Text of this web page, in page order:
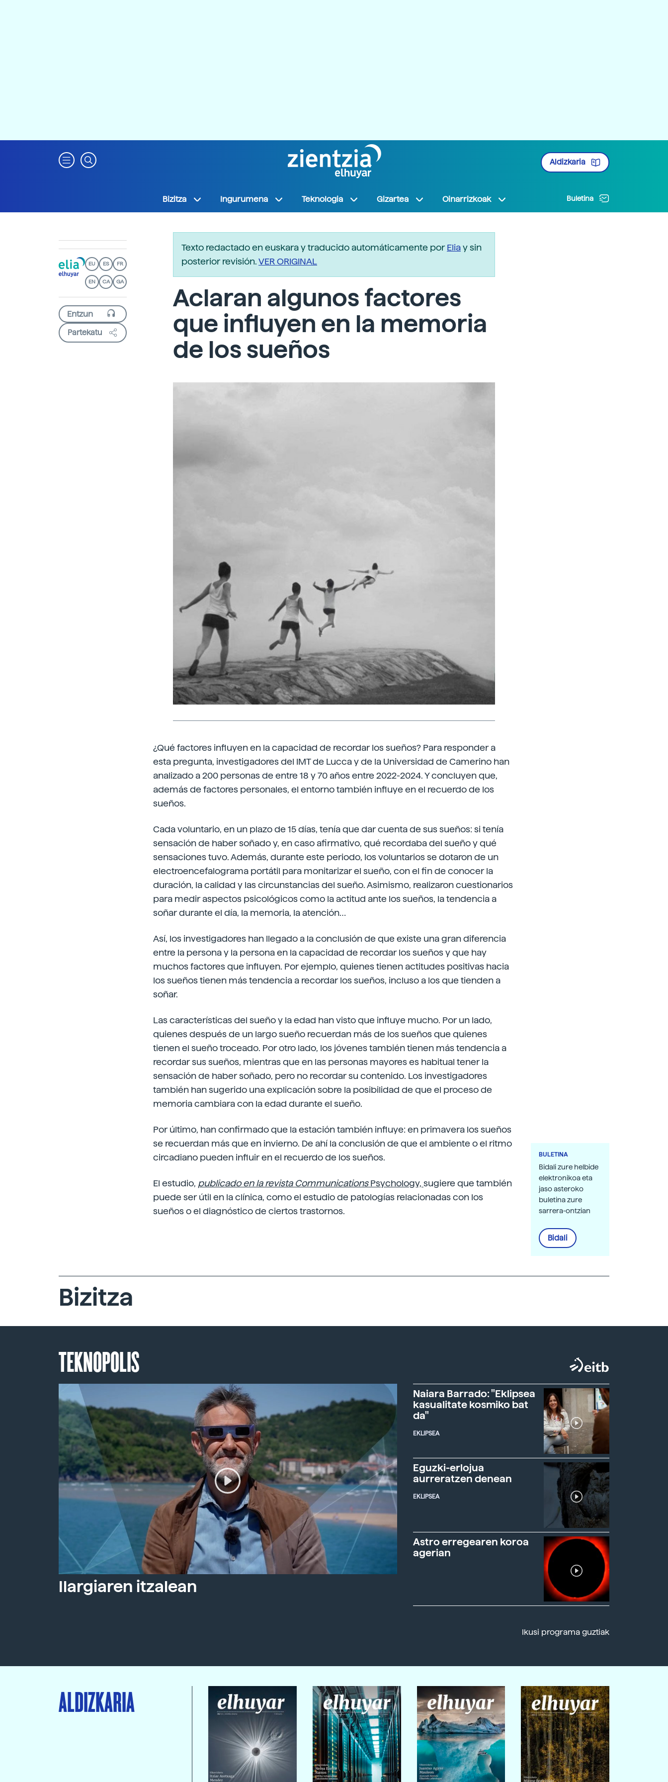
Aldizkaria
Bizitza Ingurumena Teknologia Gizartea Oinarrizkoak Buletina
EU ES FR
EN CA GA
Partekatu
Texto redactado en euskara y traducido automáticamente porEliay sin
posterior revisión.VER ORIGINAL
Aclaran algunos factores
que influyen en la memoria
de los sueños
¿Qué factores influyen en la capacidad de recordar los sueños? Para responder a
esta pregunta, investigadores del IMT de Lucca y de la Universidad de Camerino han
analizado a 200 personas de entre 18 y 70 años entre 2022-2024. Y concluyen que,
además de factores personales, el entorno también influye en el recuerdo de los
sueños.
Cada voluntario, en un plazo de 15 días, tenía que dar cuenta de sus sueños: si tenía
sensación de haber soñado y, en caso afirmativo, qué recordaba del sueño y qué
sensaciones tuvo. Además, durante este periodo, los voluntarios se dotaron de un
electroencefalograma portátil para monitarizar el sueño, con el fin de conocer la
duración, la calidad y las circunstancias del sueño. Asimismo, realizaron cuestionarios
para medir aspectos psicológicos como la actitud ante los sueños, la tendencia a
soñar durante el día, la memoria, la atención…
Así, los investigadores han llegado a la conclusión de que existe una gran diferencia
entre la persona y la persona en la capacidad de recordar los sueños y que hay
muchos factores que influyen. Por ejemplo, quienes tienen actitudes positivas hacia
los sueños tienen más tendencia a recordar los sueños, incluso a los que tienden a
soñar.
Las características del sueño y la edad han visto que influye mucho. Por un lado,
quienes después de un largo sueño recuerdan más de los sueños que quienes
tienen el sueño troceado. Por otro lado, los jóvenes también tienen más tendencia a
recordar sus sueños, mientras que en las personas mayores es habitual tener la
sensación de haber soñado, pero no recordar su contenido. Los investigadores
también han sugerido una explicación sobre la posibilidad de que el proceso de
memoria cambiara con la edad durante el sueño.
Por último, han confirmado que la estación también influye: en primavera los sueños
se recuerdan más que en invierno. De ahí la conclusión de que el ambiente o el ritmo
circadiano pueden influir en el recuerdo de los sueños.
El estudio, publicado en la revista CommunicationsPsychology, sugiere que también
puede ser útil en la clínica, como el estudio de patologías relacionadas con los
sueños o el diagnóstico de ciertos trastornos.
BULETINA
Bidali zure helbide
elektronikoa eta
jaso asteroko
buletina zure
sarrera-ontzian
Bidali
Bizitza
TEKNOPOLIS
Ilargiaren itzalean
Naiara Barrado: "Eklipsea
kasualitate kosmiko bat
da"
EKLIPSEA
Eguzki-erlojua
aurreratzen denean
EKLIPSEA
Astro erregearen koroa
agerian
Ikusi programa guztiak
ALDIZKARIA